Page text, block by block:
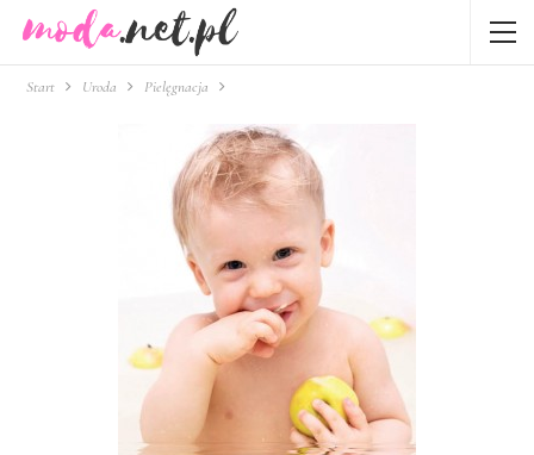
Start Uroda Pielęgnacja